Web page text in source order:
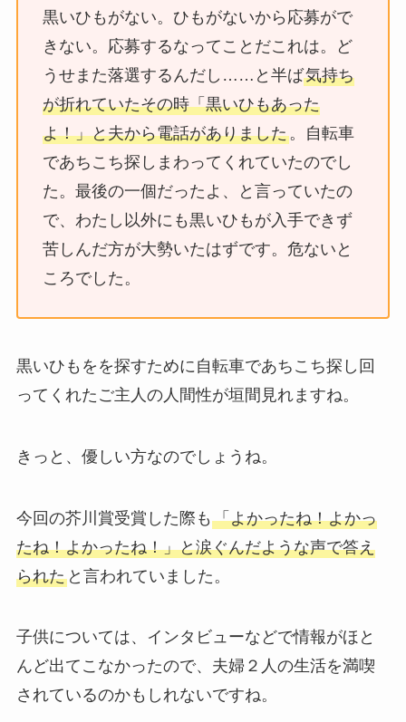
黒いひもがない。ひもがないから応募がで
きない。応募するなってことだこれは。ど
うせまた落選するんだし……と半ば気持ち
が折れていたその時「黒いひもあった
よ！」と夫から電話がありました。自転車
であちこち探しまわってくれていたのでし
た。最後の一個だったよ、と言っていたの
で、わたし以外にも黒いひもが入手できず
苦しんだ方が大勢いたはずです。危ないと
ころでした。
黒いひもをを探すために自転車であちこち探し回
ってくれたご主人の人間性が垣間見れますね。
きっと、優しい方なのでしょうね。
今回の芥川賞受賞した際も 「よかったね！よかっ
たね！よかったね！」と涙ぐんだような声で答え
られたと言われていました。
子供については、インタビューなどで情報がほと
んど出てこなかったので、夫婦２人の生活を満喫
されているのかもしれないですね。